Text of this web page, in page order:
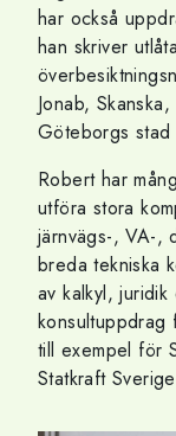
har också
han skriver
Jonab,
Göteborgs
Robert har
utföra stora
järnvägs-, VA-,
breda tekniska
av kalkyl,
till exempel för
Statkraft